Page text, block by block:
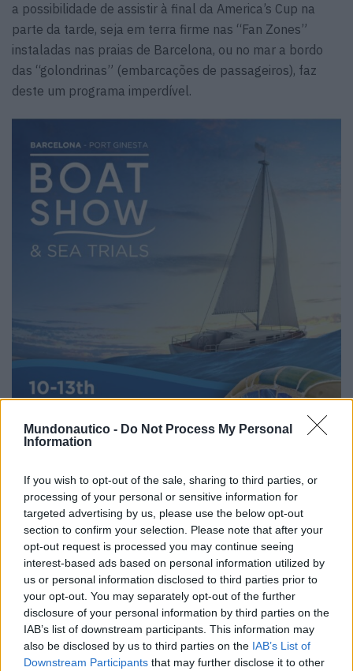
Mundonautico - Do Not Process My Personal
Information
If you wish to opt-out of the sale, sharing to third parties, or
processing of your personal or sensitive information for
targeted advertising by us, please use the below opt-out
section to confirm your selection. Please note that after your
opt-out request is processed you may continue seeing
interest-based ads based on personal information utilized by
us or personal information disclosed to third parties prior to
your opt-out. You may separately opt-out of the further
disclosure of your personal information by third parties on the
IAB’s list of downstream participants. This information may
also be disclosed by us to third parties on the IAB’s List of
Downstream Participants that may further disclose it to other
a possibilidade de assistir à final da America’s Cup na
parte da tarde, seja em terra firme nas “Fan Zones”
instaladas nas praias de Barcelona, ou no mar a bordo
das “golondrinas” (embarcações de passageiros), faz
deste um programa imperdível.
Entre as áreas de exposição do Barcelona Port Ginesta
motor, veleiros, catamarãs e iates de luxo. Também
haverá uma área específica para pequenas embarcações
e acessórios, onde os visitantes poderão encontrar desde
motas de água a equipamentos eletrónicos e vestuário
náutico. Para os que apreciam o luxo, os superiates, com
design de ponta e tecnologia avançada, estarão em
exposição oferecendo então uma visão do que há de mais
exclusivo no mercado náutico.
Tags: Equipamentos Eventos noticias Tecnologia